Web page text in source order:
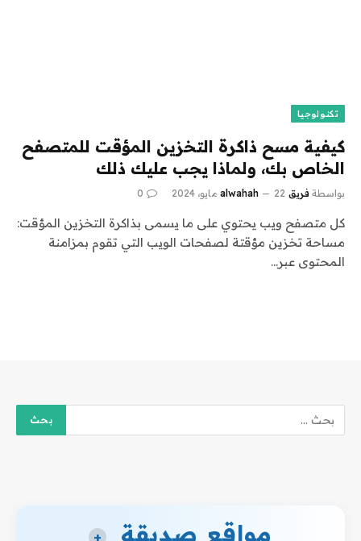
تكنولوجيا
كيفية مسح ذاكرة التخزين المؤقت للمتصفح
الخاص بك، ولماذا يجب عليك ذلك
بواسطة فريق alwahah 22 مايو، 2024 0
كل متصفح ويب يحتوي على ما يسمى بذاكرة التخزين المؤقت:
مساحة تخزين مؤقتة لصفحات الويب التي تقوم بمزامنة
المحتوى عبر…
مواقع صديقة +